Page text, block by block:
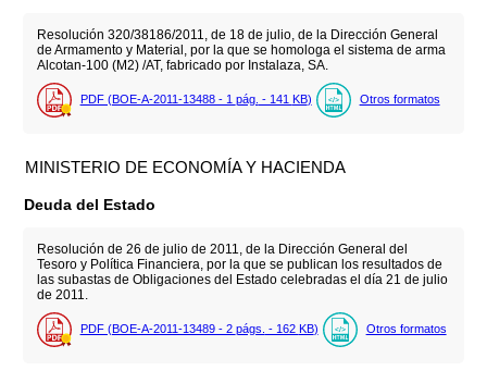
Resolución 320/38186/2011, de 18 de julio, de la Dirección General
de Armamento y Material, por la que se homologa el sistema de arma
Alcotan-100 (M2) /AT, fabricado por Instalaza, SA.
PDF (BOE-A-2011-13488 - 1 pág. - 141 KB) Otros formatos
MINISTERIO DE ECONOMÍA Y HACIENDA
Deuda del Estado
Resolución de 26 de julio de 2011, de la Dirección General del
Tesoro y Política Financiera, por la que se publican los resultados de
las subastas de Obligaciones del Estado celebradas el día 21 de julio
de 2011.
PDF (BOE-A-2011-13489 - 2 págs. - 162 KB) Otros formatos